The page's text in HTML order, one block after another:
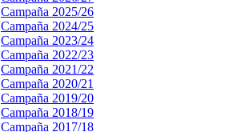
Campaña 2025/26
Campaña 2024/25
Campaña 2023/24
Campaña 2022/23
Campaña 2021/22
Campaña 2020/21
Campaña 2019/20
Campaña 2018/19
Campaña 2017/18